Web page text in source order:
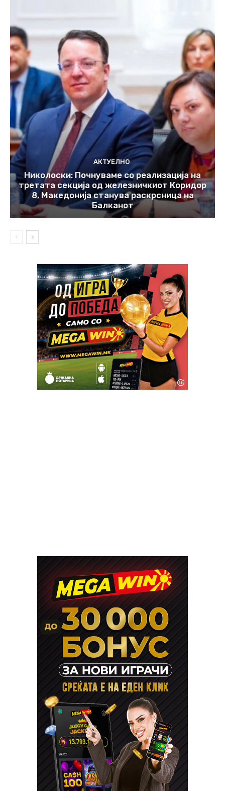
АКТУЕЛНО
Николоски: Почнуваме со реализација на
третата секција од железничкиот Коридор
8, Македонија станува раскрсница на
Балканот